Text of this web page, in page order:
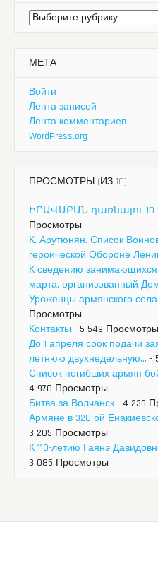
Рубрики
МЕТА
Войти
Лента записей
Лента комментариев
WordPress.org
ПРОСМОТРЫ (ИЗ 10)
ԻՐԱՎԱԲԱՆ դառնալու
Просмотры
К. Арутюнян. Список
героической Обороне
К сведению
марта, организованный
Уроженцы армянского
Просмотры
Контакты - 5 549 Просмотры
До 1 апреля срок подачи
летнюю двухнедельную... -
Список погибших армян
4 970 Просмотры
Битва за Волчанск - 4 236
Армяне в 320-ой
3 205 Просмотры
К 110-летию Гаянэ
3 085 Просмотры